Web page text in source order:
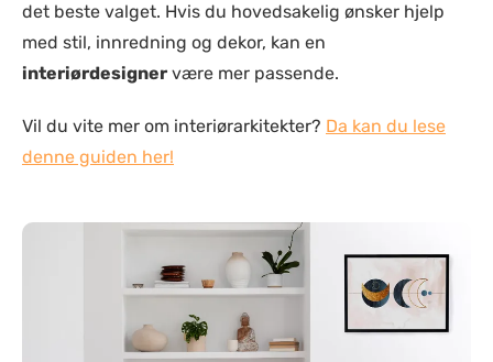
det beste valget. Hvis du hovedsakelig ønsker hjelp
med stil, innredning og dekor, kan en
interiørdesigner være mer passende.
Vil du vite mer om interiørarkitekter? Da kan du lese
denne guiden her!